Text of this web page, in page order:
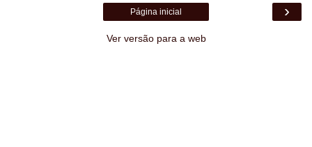
›
Página inicial
Ver versão para a web